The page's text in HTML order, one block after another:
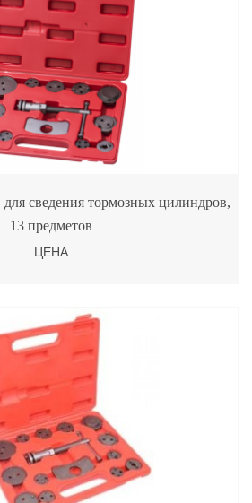
сведения тормозных цилиндров,
13 предметов
ЦЕНА